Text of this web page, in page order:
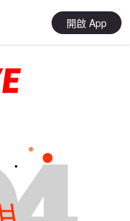
開啟 App